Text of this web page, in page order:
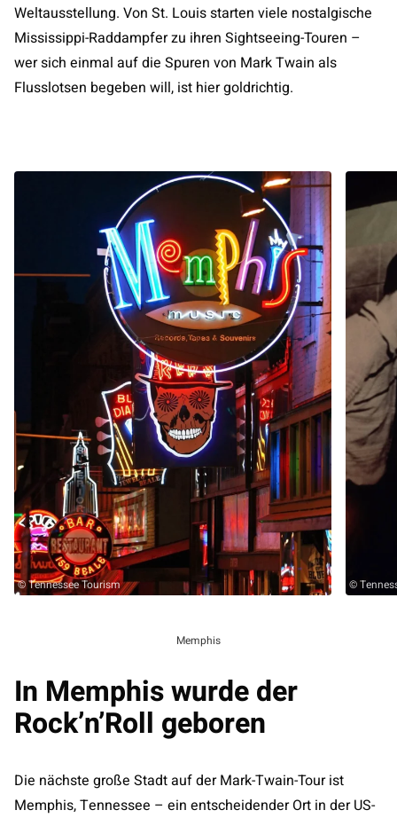
Weltausstellung. Von St. Louis starten viele nostalgische
Mississippi-Raddampfer zu ihren Sightseeing-Touren –
wer sich einmal auf die Spuren von Mark Twain als
Flusslotsen begeben will, ist hier goldrichtig.
© Tennessee Tourism ©
Memphis
In Memphis wurde der
Rock’n’Roll geboren
Die nächste große Stadt auf der Mark-Twain-Tour ist
Memphis, Tennessee – ein entscheidender Ort in der US-